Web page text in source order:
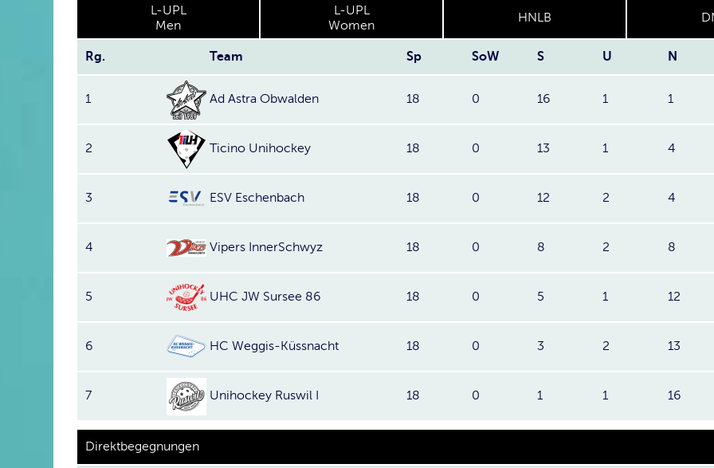
L-UPL
Men
L-UPL
Women
HNLB
Rg. Team Sp SoW S U N
1 Ad Astra Obwalden 18 0 16 1 1
2 Ticino Unihockey 18 0 13 1 4
3 ESV Eschenbach 18 0 12 2 4
4 Vipers InnerSchwyz 18 0 8 2 8
5 UHC JW Sursee 86 18 0 5 1 12
6 HC Weggis-Küssnacht 18 0 3 2 13
7 Unihockey Ruswil I 18 0 1 1 16
Direktbegegnungen